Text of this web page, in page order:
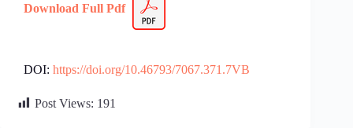
Download Full Pdf
DOI: https://doi.org/10.46793/7067.371.7VB
Post Views: 191